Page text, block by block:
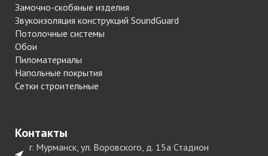
Замочно-скобяные изделия
Звукоизоляция конструкций SoundGuard
Потолочные системы
Обои
Пиломатериалы
Напольные покрытия
Сетки строительные
Контакты
г. Мурманск, ул. Воровского, д. 15а Стадион